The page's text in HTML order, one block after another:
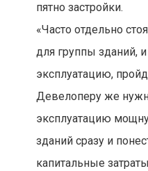
пятно застройки.
«Часто отдельно
для группы зданий,
эксплуатацию,
Девелоперу же
эксплуатацию
зданий сразу и
капитальные